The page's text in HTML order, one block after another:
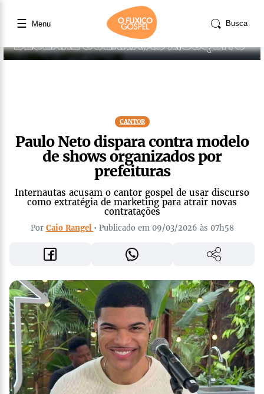
☰ Menu Busca
CANTOR
Paulo Neto dispara contra modelo
de shows organizados por
prefeituras
Internautas acusam o cantor gospel de usar discurso
como extratégia de marketing para atrair novas
contratações
Por Caio Rangel • Publicado em 09/03/2026 às 07h58